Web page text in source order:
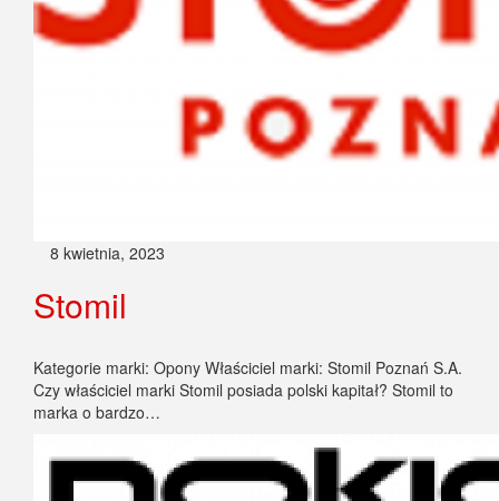
8 kwietnia, 2023
Stomil
Kategorie marki: Opony Właściciel marki: Stomil Poznań S.A.
Czy właściciel marki Stomil posiada polski kapitał? Stomil to
marka o bardzo…